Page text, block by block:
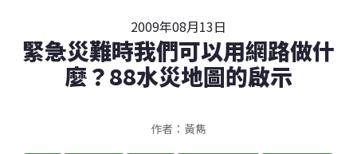
2009年08月13日
緊急災難時我們可以用網路做什
麼？88水災地圖的啟示
作者：黃雋